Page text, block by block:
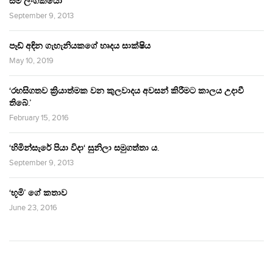
September 9, 2013
පෑඩ් අඳින ගැහැනියකගේ හෘදය සාක්ෂිය
May 10, 2019
‘රහසිගතව ක්‍රියාත්මක වන කුලවාදය අවසන් කිරීමට කාලය උදාවී
තිබේ.’
February 15, 2016
‘හිමින්සැරේ පියා විදා‘ සුනිලා සමුගත්තා ය.
September 9, 2013
‘භූමි’ ගේ කතාව
June 23, 2016